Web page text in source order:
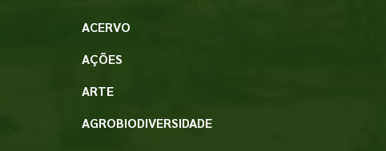
ACERVO
AÇÕES
ARTE
AGROBIODIVERSIDADE